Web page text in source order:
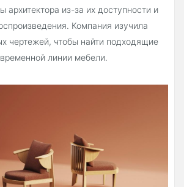
архитектора из-за их доступности и
Компания изучила
чертежей, чтобы найти подходящие
линии мебели.